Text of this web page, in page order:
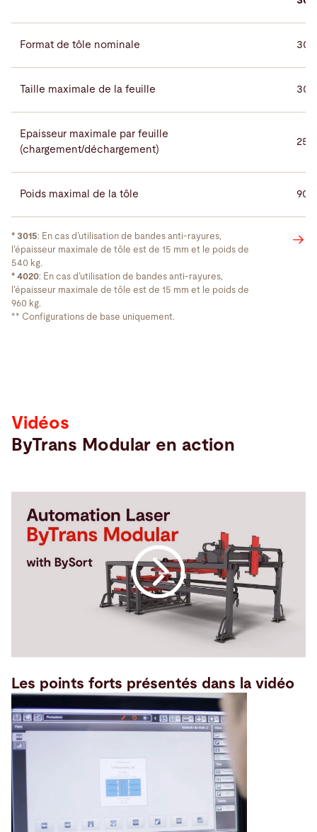
Format de tôle nominale
Taille maximale de la feuille
Epaisseur maximale par feuille
(chargement/déchargement)
25*
Poids maximal de la tôle
* 3015: En cas d’utilisation de bandes anti-rayures,
l’épaisseur maximale de tôle est de 15 mm et le poids de
540 kg.
* 4020: En cas d’utilisation de bandes anti-rayures,
l’épaisseur maximale de tôle est de 15 mm et le poids de
960 kg.
** Configurations de base uniquement.
Vidéos
ByTrans Modular en action
Les points forts présentés dans la vidéo